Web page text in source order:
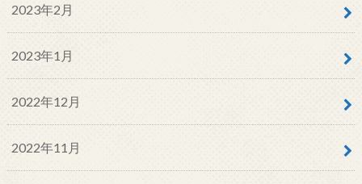
2023年2月
2023年1月
2022年12月
2022年11月